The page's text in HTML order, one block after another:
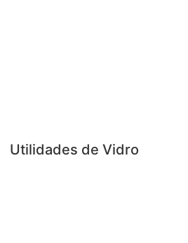
Utilidades de Vidro